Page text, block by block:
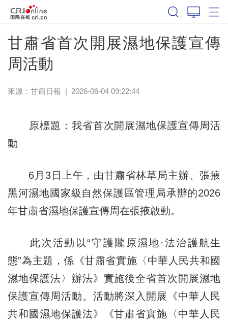
甘肅省首次開展濕地保護宣傳
周活動
來源： 甘肅日報 | 2026-06-04 09:22:44
原標題：我省首次開展濕地保護宣傳周活
動
6月3日上午，由甘肅省林草局主辦、張掖
黑河濕地國家級自然保護區管理局承辦的2026
年甘肅省濕地保護宣傳周在張掖啟動。
此次活動以“守護隴原濕地·法治護航生
態”為主題，係《甘肅省實施〈中華人民共和國
濕地保護法〉辦法》實施後全省首次開展濕地
保護宣傳周活動。活動將深入開展《中華人民
共和國濕地保護法》《甘肅省實施〈中華人民